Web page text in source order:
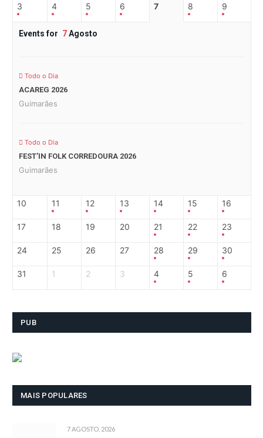
3 4 5 6 7 8 9
Events for 7Agosto
Todo o Dia
ACAREG 2026
Guimarães
Todo o Dia
FEST’IN FOLK CORREDOURA 2026
Guimarães
10 11 12 13 14 15 16
17 18 19 20 21 22 23
24 25 26 27 28 29 30
31 1 2 3 4 5 6
PUB
MAIS POPULARES
7 AGOSTO, 2026